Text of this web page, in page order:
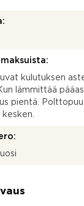
kulutuksen
lämmittää
pientä.